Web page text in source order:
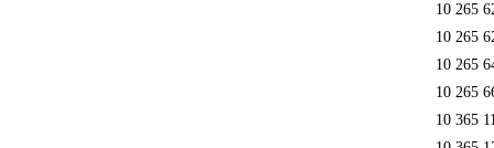
10 265
10 265
10 265
10 265
10 365